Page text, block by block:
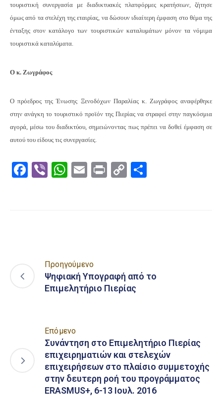
τουριστική συνεργασία με διαδικτυακές πλατφόρμες κρατήσεων, ζήτησε
όμως από τα στελέχη της εταιρίας, να δώσουν ιδιαίτερη έμφαση στο θέμα της
ένταξης στον κατάλογο των τουριστικών καταλυμάτων μόνον τα νόμιμα
τουριστικά καταλύματα.
Ο κ. Ζωγράφος
Ο πρόεδρος της Ένωσης Ξενοδόχων Παραλίας κ. Ζωγράφος αναφέρθηκε
στην ανάγκη το τουριστικό προϊόν της Πιερίας να στραφεί στην παγκόσμια
αγορά, μέσω του διαδικτύου, σημειώνοντας πως πρέπει να δοθεί έμφαση σε
αυτού του είδους τις συνεργασίες.
Facebook
ViberWhatsApp
EmailPrintCopy
Προηγούμενο
Ψηφιακή Υπογραφή από το
Επιμελητήριο Πιερίας
Επόμενο
Συνάντηση στο Επιμελητήριο Πιερίας
επιχειρηματιών και στελεχών
επιχειρήσεων στο πλαίσιο συμμετοχής
στην δευτερη ροή του προγράμματος
ERASMUS+, 6-13 Ιουλ. 2016